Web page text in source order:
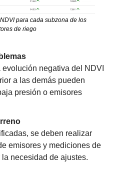
para cada subzona de los
de riego
negativa del NDVI
a las demás pueden
presión o emisores
se deben realizar
emisores y mediciones de
necesidad de ajustes.